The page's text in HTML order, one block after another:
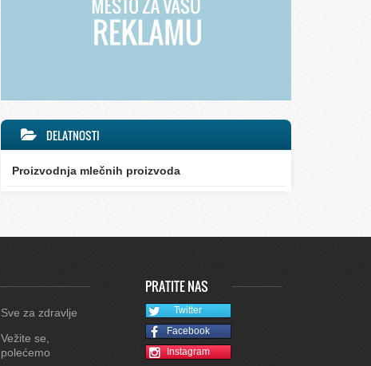
DELATNOSTI
Proizvodnja mlečnih proizvoda
Sve za zdravlje
Vežite se,
polećemo
PRATITE NAS
Twitter
Facebook
Instagram